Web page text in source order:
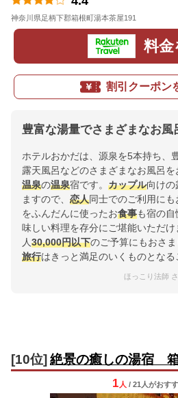
神奈川県足柄下郡箱根町湯本茶屋191
料金
割引クーポン
豊富な湯量でさまざまなお風
ホテルおかだは、源泉を5本持ち、
露天風呂などのさまざまなお風呂
温泉の温泉宿です。 カップル向けの
ますので、 恋人同士でのご利用に
をふんだんに使ったお食事も宿の自
味しい料理を存分にご堪能いただけ
人30,000円以下のご予算にもおさま
旅行はきっと満足のいくものとなる
ほっこり法師
[10位] 絶景の癒しの湯宿
1 人 / 21人がおす